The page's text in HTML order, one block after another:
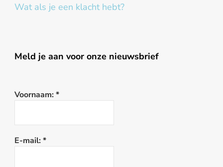
Wat als je een klacht hebt?
Meld je aan voor onze nieuwsbrief
Voornaam: *
E-mail: *